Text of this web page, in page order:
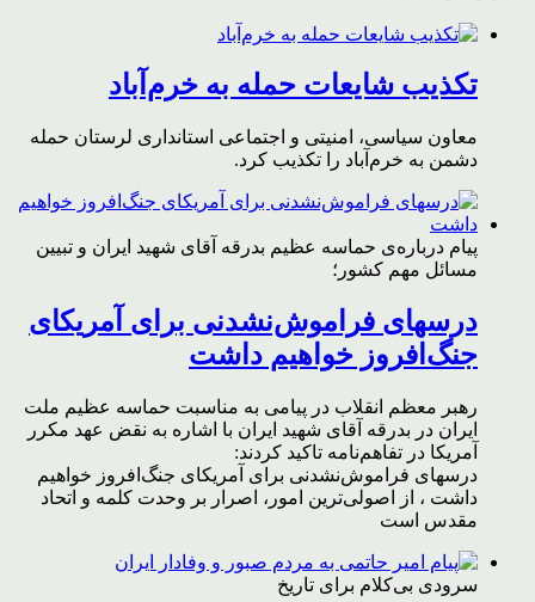
تکذیب شایعات حمله به خرم‌آباد
معاون سیاسی، امنیتی و اجتماعی استانداری لرستان حمله
دشمن به خرم‌آباد را تکذیب کرد.
پیام درباره‌ی حماسه عظیم بدرقه آقای شهید ایران و تبیین
مسائل مهم کشور؛
درسهای فراموش‌نشدنی برای آمریکای
جنگ‌افروز خواهیم داشت
رهبر معظم انقلاب در پیامی به مناسبت حماسه عظیم ملت
ایران در بدرقه آقای شهید ایران با اشاره به نقض عهد مکرر
آمریکا در تفاهم‌نامه تاکید کردند:
درسهای فراموش‌نشدنی برای آمریکای جنگ‌افروز خواهیم
داشت ، از اصولی‌ترین امور، اصرار بر وحدت کلمه و اتحاد
مقدس است
سرودی بی‌کلام برای تاریخ